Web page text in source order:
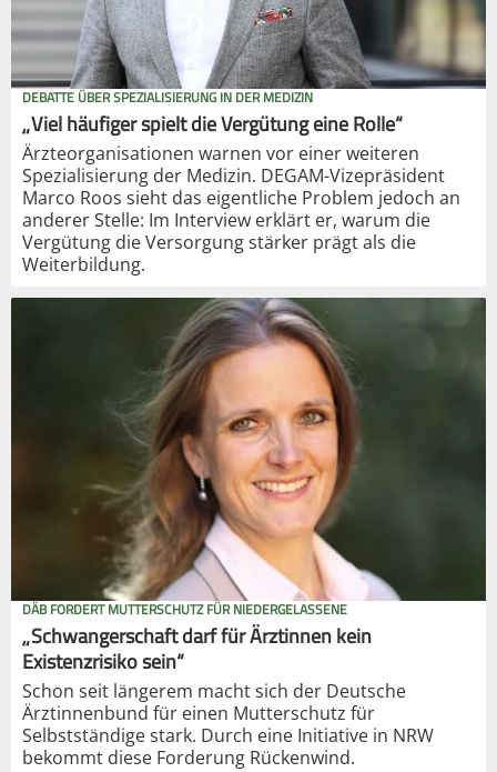
DEBATTE ÜBER SPEZIALISIERUNG IN DER MEDIZIN
„Viel häufiger spielt die Vergütung eine Rolle“
Ärzteorganisationen warnen vor einer weiteren
Spezialisierung der Medizin. DEGAM-Vizepräsident
Marco Roos sieht das eigentliche Problem jedoch an
anderer Stelle: Im Interview erklärt er, warum die
Vergütung die Versorgung stärker prägt als die
Weiterbildung.
DÄB FORDERT MUTTERSCHUTZ FÜR NIEDERGELASSENE
„Schwangerschaft darf für Ärztinnen kein
Existenzrisiko sein“
Schon seit längerem macht sich der Deutsche
Ärztinnenbund für einen Mutterschutz für
Selbstständige stark. Durch eine Initiative in NRW
bekommt diese Forderung Rückenwind.